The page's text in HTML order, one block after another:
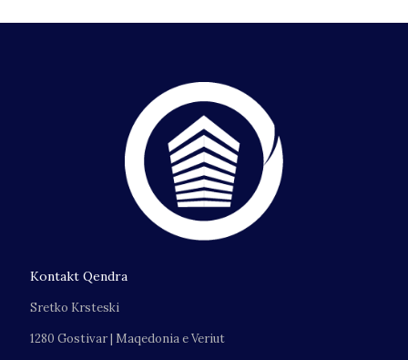
Kontakt Qendra
Sretko Krsteski
1280 Gostivar | Maqedonia e Veriut